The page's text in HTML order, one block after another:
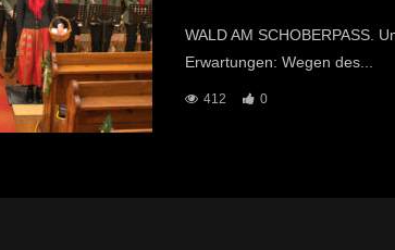
WALD AM SCHOBERPASS.
Erwartungen: Wegen des...
412 0